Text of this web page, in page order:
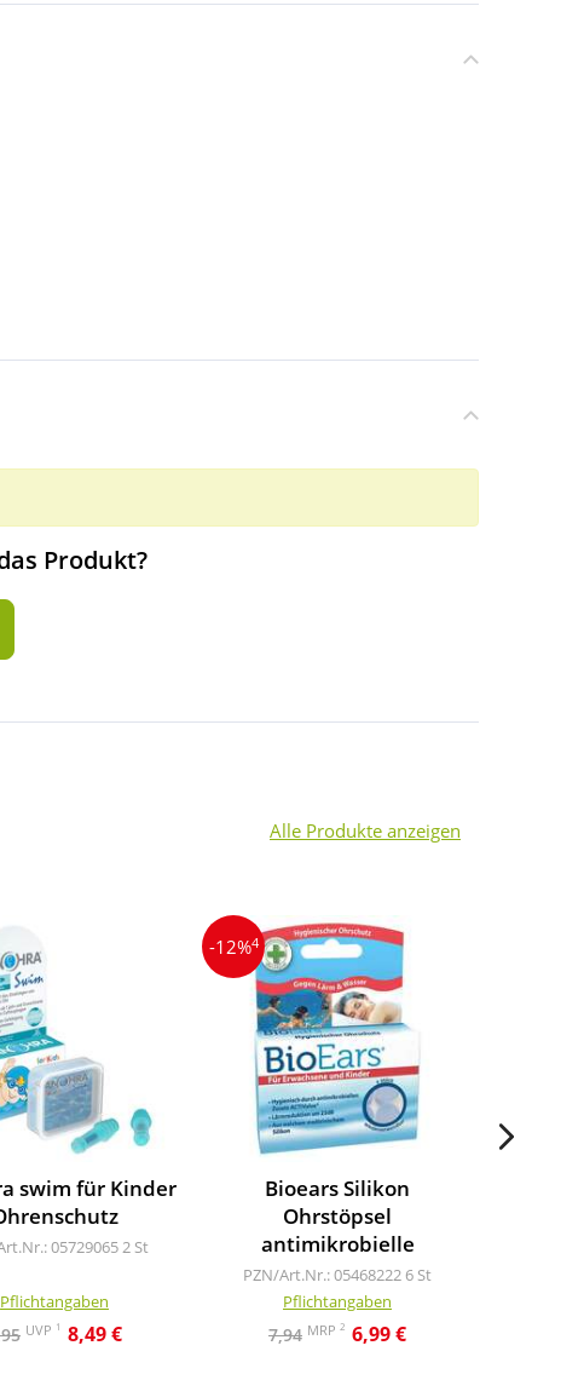
Produkt?
Alle Produkte anzeigen
swim für Kinder
057290652 St
Pflichtangaben
UVP 1 8,49 €
-12%4
Bioears Silikon
Ohrstöpsel
antimikrobielle
PZN/Art.Nr.: 05468222 6 St
Pflichtangaben
7,94 MRP 2 6,99 €